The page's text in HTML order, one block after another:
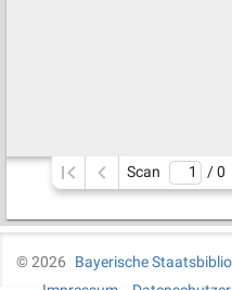
Scan / 0
©2026
Bayerische